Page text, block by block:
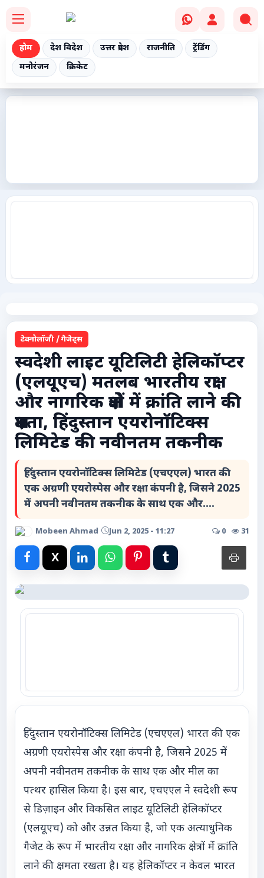
होम देश विदेश उत्तर प्रदेश राजनीति
ट्रेंडिंग
मनोरंजन
क्रिकेट
ट्रेंडिंग
टेक्नोलॉजी / गैजेट्स
लाइफस्टाइल
वायरल
स्पेशल
साहित्य
विशेष लेख
धर्म और अध्यात्म
Advertise with Us
Events
Gallery
टेक्नोलॉजी / गैजेट्स
स्वदेशी लाइट यूटिलिटी हेलिकॉप्टर
(एलयूएच) मतलब भारतीय रक्षा
और नागरिक क्षेत्रों में क्रांति लाने की
क्षमता, हिंदुस्तान एयरोनॉटिक्स
लिमिटेड की नवीनतम तकनीक
हिंदुस्तान एयरोनॉटिक्स लिमिटेड (एचएएल) भारत की
एक अग्रणी एयरोस्पेस और रक्षा कंपनी है, जिसने 2025
में अपनी नवीनतम तकनीक के साथ एक और....
Mobeen Ahmad Jun 2, 2025 - 11:27 0 31
हिंदुस्तान एयरोनॉटिक्स लिमिटेड (एचएएल) भारत की एक
अग्रणी एयरोस्पेस और रक्षा कंपनी है, जिसने 2025 में
अपनी नवीनतम तकनीक के साथ एक और मील का
पत्थर हासिल किया है। इस बार, एचएएल ने स्वदेशी रूप
से डिज़ाइन और विकसित लाइट यूटिलिटी हेलिकॉप्टर
(एलयूएच) को और उन्नत किया है, जो एक अत्याधुनिक
गैजेट के रूप में भारतीय रक्षा और नागरिक क्षेत्रों में क्रांति
लाने की क्षमता रखता है। यह हेलिकॉप्टर न केवल भारत